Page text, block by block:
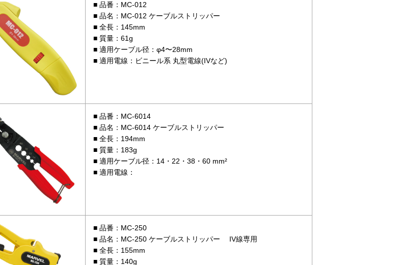
品番：MC-012
品名：MC-012 ケーブルストリッパー
全長：145mm
質量：61g
適用ケーブル径：φ4〜28mm
適用電線：ビニール系 丸型電線(IVなど)
品番：MC-6014
品名：MC-6014 ケーブルストリッパー
全長：194mm
質量：183g
適用ケーブル径：14・22・38・60 mm²
適用電線：
品番：MC-250
品名：MC-250 ケーブルストリッパー IV線専用
全長：155mm
質量：140g